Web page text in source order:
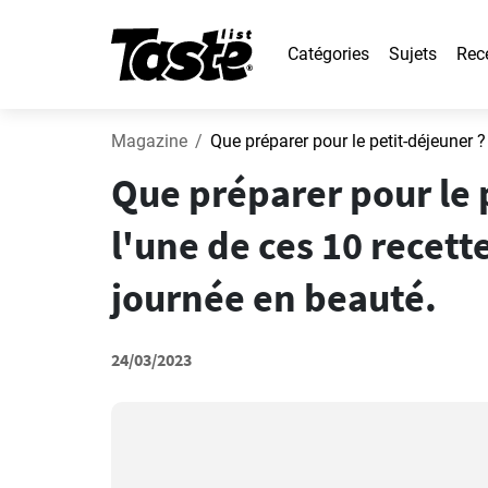
Catégories Sujets
Magazine
Que préparer pour le
l'une de ces 10
journée en beauté.
24/03/2023